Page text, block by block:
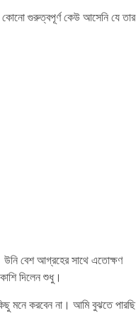
কোনো গুরুত্বপূর্ণ কেউ আসেনি যে তার
বেশ আগ্রহের সাথে এতোক্ষণ
দিলেন শুধু।
মনে করবেন না। আমি বুঝতে পারছি